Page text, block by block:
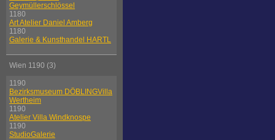
Geymüllerschlössel
1180
Art Atelier Daniel Amberg
1180
Galerie & Kunsthandel HARTL
Wien 1190 (3)
1190
Bezirksmuseum DÖBLINGVilla
Wertheim
1190
Atelier Villa Windknospe
1190
StudioGalerie